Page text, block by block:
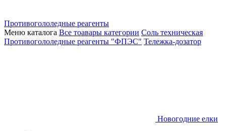
Противогололедные реагенты
Меню каталога Все тоавары категории Соль техническая
Противогололедные реагенты "ФПЭС" Тележка-дозатор
Новогодние елки